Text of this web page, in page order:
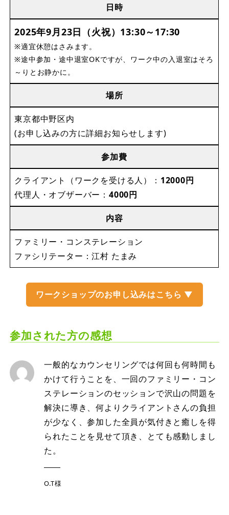
日時
2025年9月23日（火祝）13:30～17:30
※適宜休憩はさみます。
※途中参加・途中退室OKですが、ワーク中の入退室はそろ
～りとお静かに。
場所
東京都中野区内
(お申し込みの方に詳細お知らせします)
参加費
クライアント（ワークを受ける人）： 12000円
代理人・オブザーバー： 4000円
内容
ファミリー・コンステレーション
ファシリテーター：江村 たまみ
ワークショップのお申し込みはこちら ▼
参加された方の感想
一般的なカウンセリングでは何回も何時間も
かけて行うことを、一回のファミリー・コン
ステレーションのセッションで沢山の問題を
解決に導き、何よりクライアントさんの負担
が少なく、参加した全員が気付きと癒しを得
られたことを見せて頂き、とても感動しまし
た。
O.T様